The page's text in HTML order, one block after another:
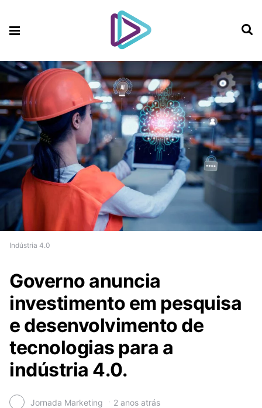
Governo anuncia
investimento em pesquisa
e desenvolvimento de
tecnologias para a
indústria 4.0.
Jornada Marketing 2 anos atrás
Indústria 4.0